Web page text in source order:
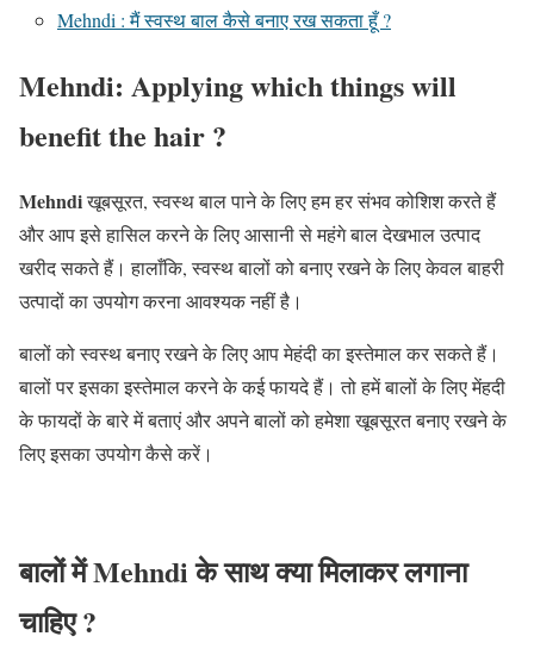
Mehndi : मैं स्वस्थ बाल कैसे बनाए रख सकता हूँ ?
Mehndi: Applying which things will
benefit the hair ?
Mehndiखूबसूरत, स्वस्थ बाल पाने के लिए हम हर संभव कोशिश करते हैं
और आप इसे हासिल करने के लिए आसानी से महंगे बाल देखभाल उत्पाद
खरीद सकते हैं। हालाँकि, स्वस्थ बालों को बनाए रखने के लिए केवल बाहरी
उत्पादों का उपयोग करना आवश्यक नहीं है।
बालों को स्वस्थ बनाए रखने के लिए आप मेहंदी का इस्तेमाल कर सकते हैं।
बालों पर इसका इस्तेमाल करने के कई फायदे हैं। तो हमें बालों के लिए मेंहदी
के फायदों के बारे में बताएं और अपने बालों को हमेशा खूबसूरत बनाए रखने के
लिए इसका उपयोग कैसे करें।
बालों में Mehndi के साथ क्या मिलाकर लगाना
चाहिए ?